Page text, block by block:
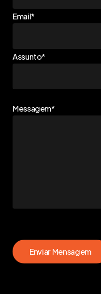
Email*
Assunto*
Messagem*